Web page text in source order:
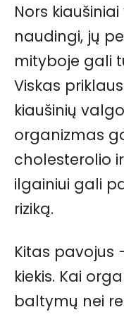
Nors
naudingi, jų
mityboje gali
Viskas
kiaušinių
organizmas
cholesterolio
ilgainiui gali
riziką.
Kitas pavojus
kiekis. Kai
baltymų nei